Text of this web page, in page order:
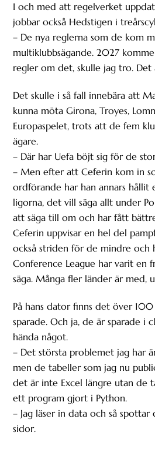
I och med att regelverket
jobbar också Hedstigen i
– De nya reglerna som de kom
multiklubbsägande. 2027
regler om det, skulle jag tro. Det
Det skulle i så fall innebära att
kunna möta Girona, Troyes,
Europaspelet, trots att de fem
ägare.
– Där har Uefa böjt sig för de
– Men efter att Ceferin kom in
ordförande har han annars hållit
ligorna, det vill säga allt under
att säga till om och har fått
Ceferin uppvisar en hel del
också striden för de mindre och
Conference League har varit en
säga. Många fler länder är med,
På hans dator finns det över
sparade. Och ja, de är sparade i
hända något.
– Det största problemet jag har
men de tabeller som jag nu
det är inte Excel längre utan de
ett program gjort i Python.
– Jag läser in data och så
sidor.